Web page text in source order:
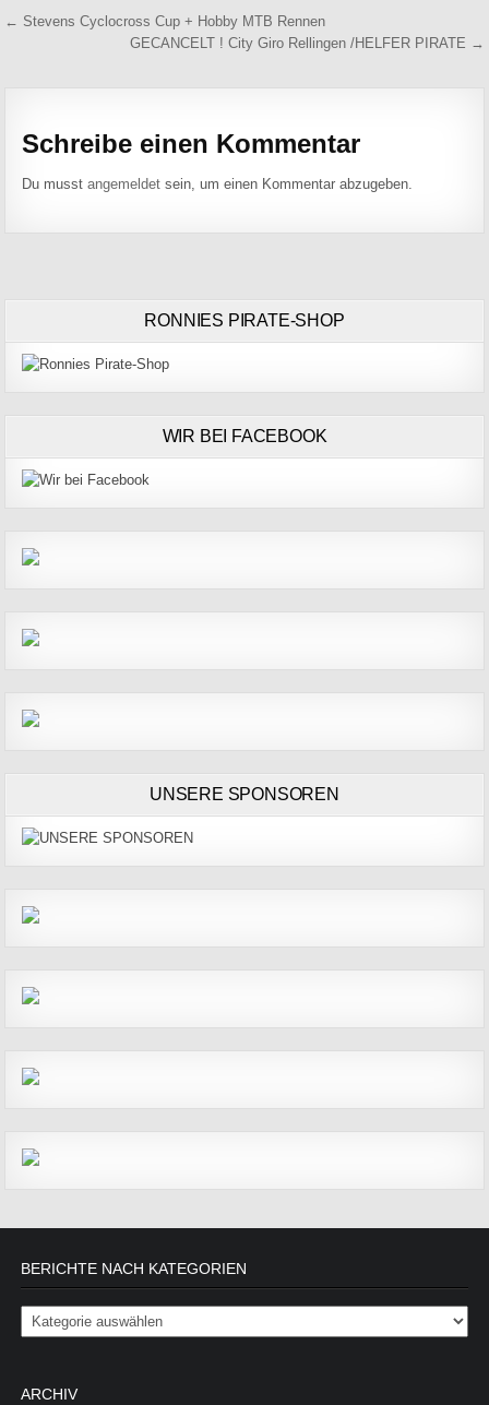
Beitragsnavigation
← Stevens Cyclocross Cup + Hobby MTB Rennen
GECANCELT ! City Giro Rellingen /HELFER PIRATE →
Schreibe einen Kommentar
Du musstangemeldet sein, um einen Kommentar abzugeben.
RONNIES PIRATE-SHOP
WIR BEI FACEBOOK
UNSERE SPONSOREN
BERICHTE NACH KATEGORIEN
Berichte nach Kategorien
ARCHIV